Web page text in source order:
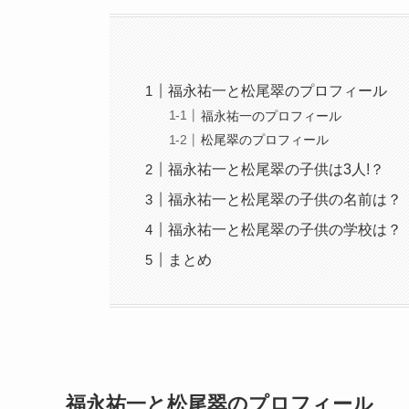
福永祐一と松尾翠のプロフィール
福永祐一のプロフィール
松尾翠のプロフィール
福永祐一と松尾翠の子供は3人!？
福永祐一と松尾翠の子供の名前は？
福永祐一と松尾翠の子供の学校は？
まとめ
福永祐一と松尾翠のプロフィール